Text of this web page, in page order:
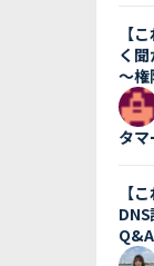
【
く
〜権
タマ
【